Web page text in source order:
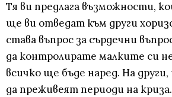
Тя ви предлага възможности,
ще ви отведат към други
става въпрос за сърдечни
да контролирате малките си
всичко ще бъде наред. На
да преживеят периоди на